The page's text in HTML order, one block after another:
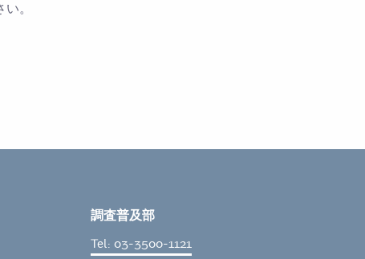
。
調査普及部
Tel: 03-3500-1121